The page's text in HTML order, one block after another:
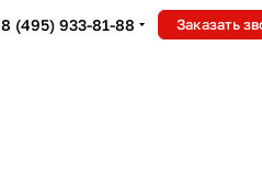
8 (495) 933-81-88 Заказать